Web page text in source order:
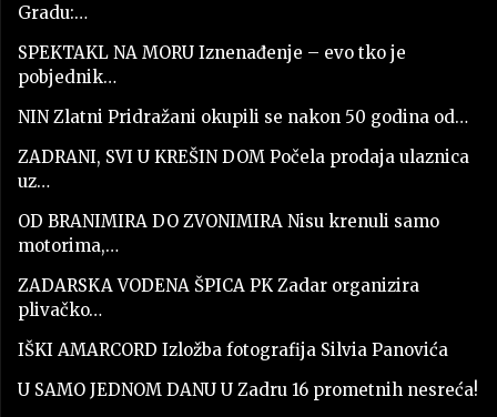
Gradu:…
SPEKTAKL NA MORU Iznenađenje – evo tko je
pobjednik…
NIN Zlatni Pridražani okupili se nakon 50 godina od…
ZADRANI, SVI U KREŠIN DOM Počela prodaja ulaznica
uz…
OD BRANIMIRA DO ZVONIMIRA Nisu krenuli samo
motorima,…
ZADARSKA VODENA ŠPICA PK Zadar organizira
plivačko…
IŠKI AMARCORD Izložba fotografija Silvia Panovića
U SAMO JEDNOM DANU U Zadru 16 prometnih nesreća!